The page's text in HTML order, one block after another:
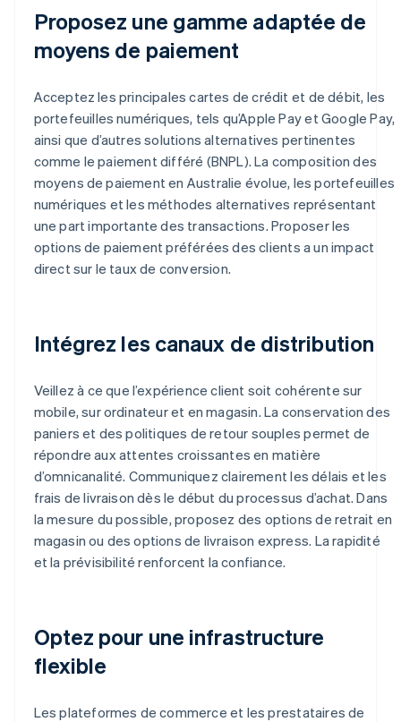
Proposez une gamme adaptée de
moyens de paiement
Acceptez les principales cartes de crédit et de débit, les
portefeuilles numériques, tels qu’Apple Pay et Google Pay,
ainsi que d’autres solutions alternatives pertinentes
comme le paiement différé (BNPL). La composition des
moyens de paiement en Australie évolue, les portefeuilles
numériques et les méthodes alternatives représentant
une part importante des transactions. Proposer les
options de paiement préférées des clients a un impact
direct sur le taux de conversion.
Intégrez les canaux de distribution
Veillez à ce que l’expérience client soit cohérente sur
mobile, sur ordinateur et en magasin. La conservation des
paniers et des politiques de retour souples permet de
répondre aux attentes croissantes en matière
d’omnicanalité. Communiquez clairement les délais et les
frais de livraison dès le début du processus d’achat. Dans
la mesure du possible, proposez des options de retrait en
magasin ou des options de livraison express. La rapidité
et la prévisibilité renforcent la confiance.
Optez pour une infrastructure
flexible
Les plateformes de commerce et les prestataires de